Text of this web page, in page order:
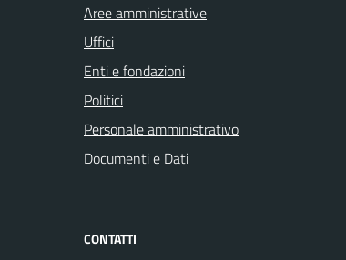
Aree amministrative
Uffici
Enti e fondazioni
Politici
Personale amministrativo
Documenti e Dati
CONTATTI